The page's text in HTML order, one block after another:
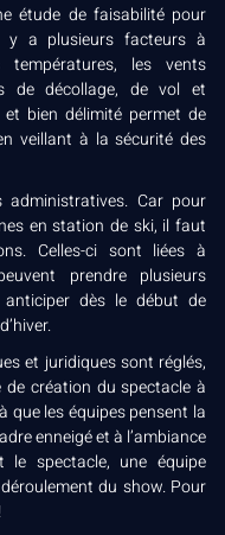
étude de faisabilité pour
y a plusieurs facteurs à
les vents
de décollage, de vol et
bien délimité permet de
veillant à la sécurité des
Car pour
en station de ski, il faut
Celles-ci sont liées à
prendre plusieurs
anticiper dès le début de
et juridiques sont réglés,
création du spectacle à
que les équipes pensent la
enneigé et à l’ambiance
spectacle, une équipe
du show. Pour